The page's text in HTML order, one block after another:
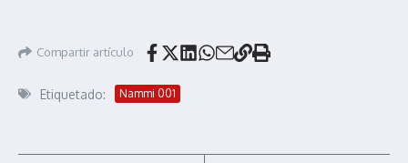
Compartir artículo
Etiquetado: Nammi 001